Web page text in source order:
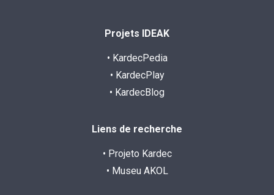
Projets IDEAK
• KardecPedia
• KardecPlay
• KardecBlog
Liens de recherche
• Projeto Kardec
• Museu AKOL